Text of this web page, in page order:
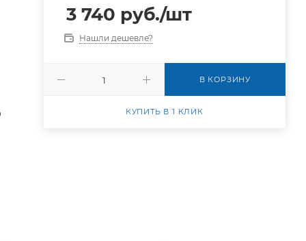
3 740 руб./шт
Нашли дешевле?
В КОРЗИНУ
КУПИТЬ В 1 КЛИК